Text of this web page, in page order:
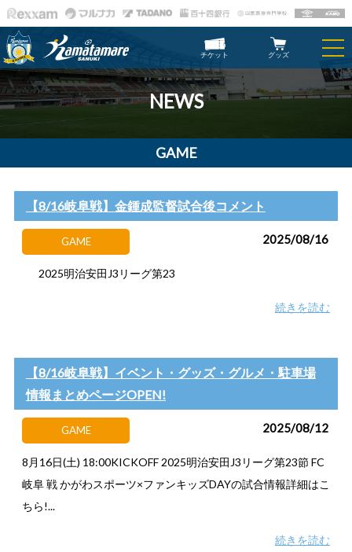
チケット グッズ
NEWS
GAME
【8/16岐阜戦】金鍾成監督試合後コメント
GAME 2025/08/16
2025明治安田J3リーグ第23
続きを読む
【8/16岐阜戦】イベント・グッズ・グルメ・駐車場
情報まとめページOPEN!
GAME 2025/08/12
8月16日(土) 18:00KICKOFF 2025明治安田J3リーグ第23節 FC
岐阜 戦 かがわスポーツ×ファンキッズDAYの試合情報詳細はこ
ちら!...
続きを読む